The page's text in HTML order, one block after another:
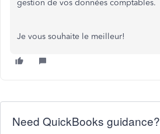
gestion de vos données comptables.
Je vous souhaite le meilleur!
Need QuickBooks guidance?